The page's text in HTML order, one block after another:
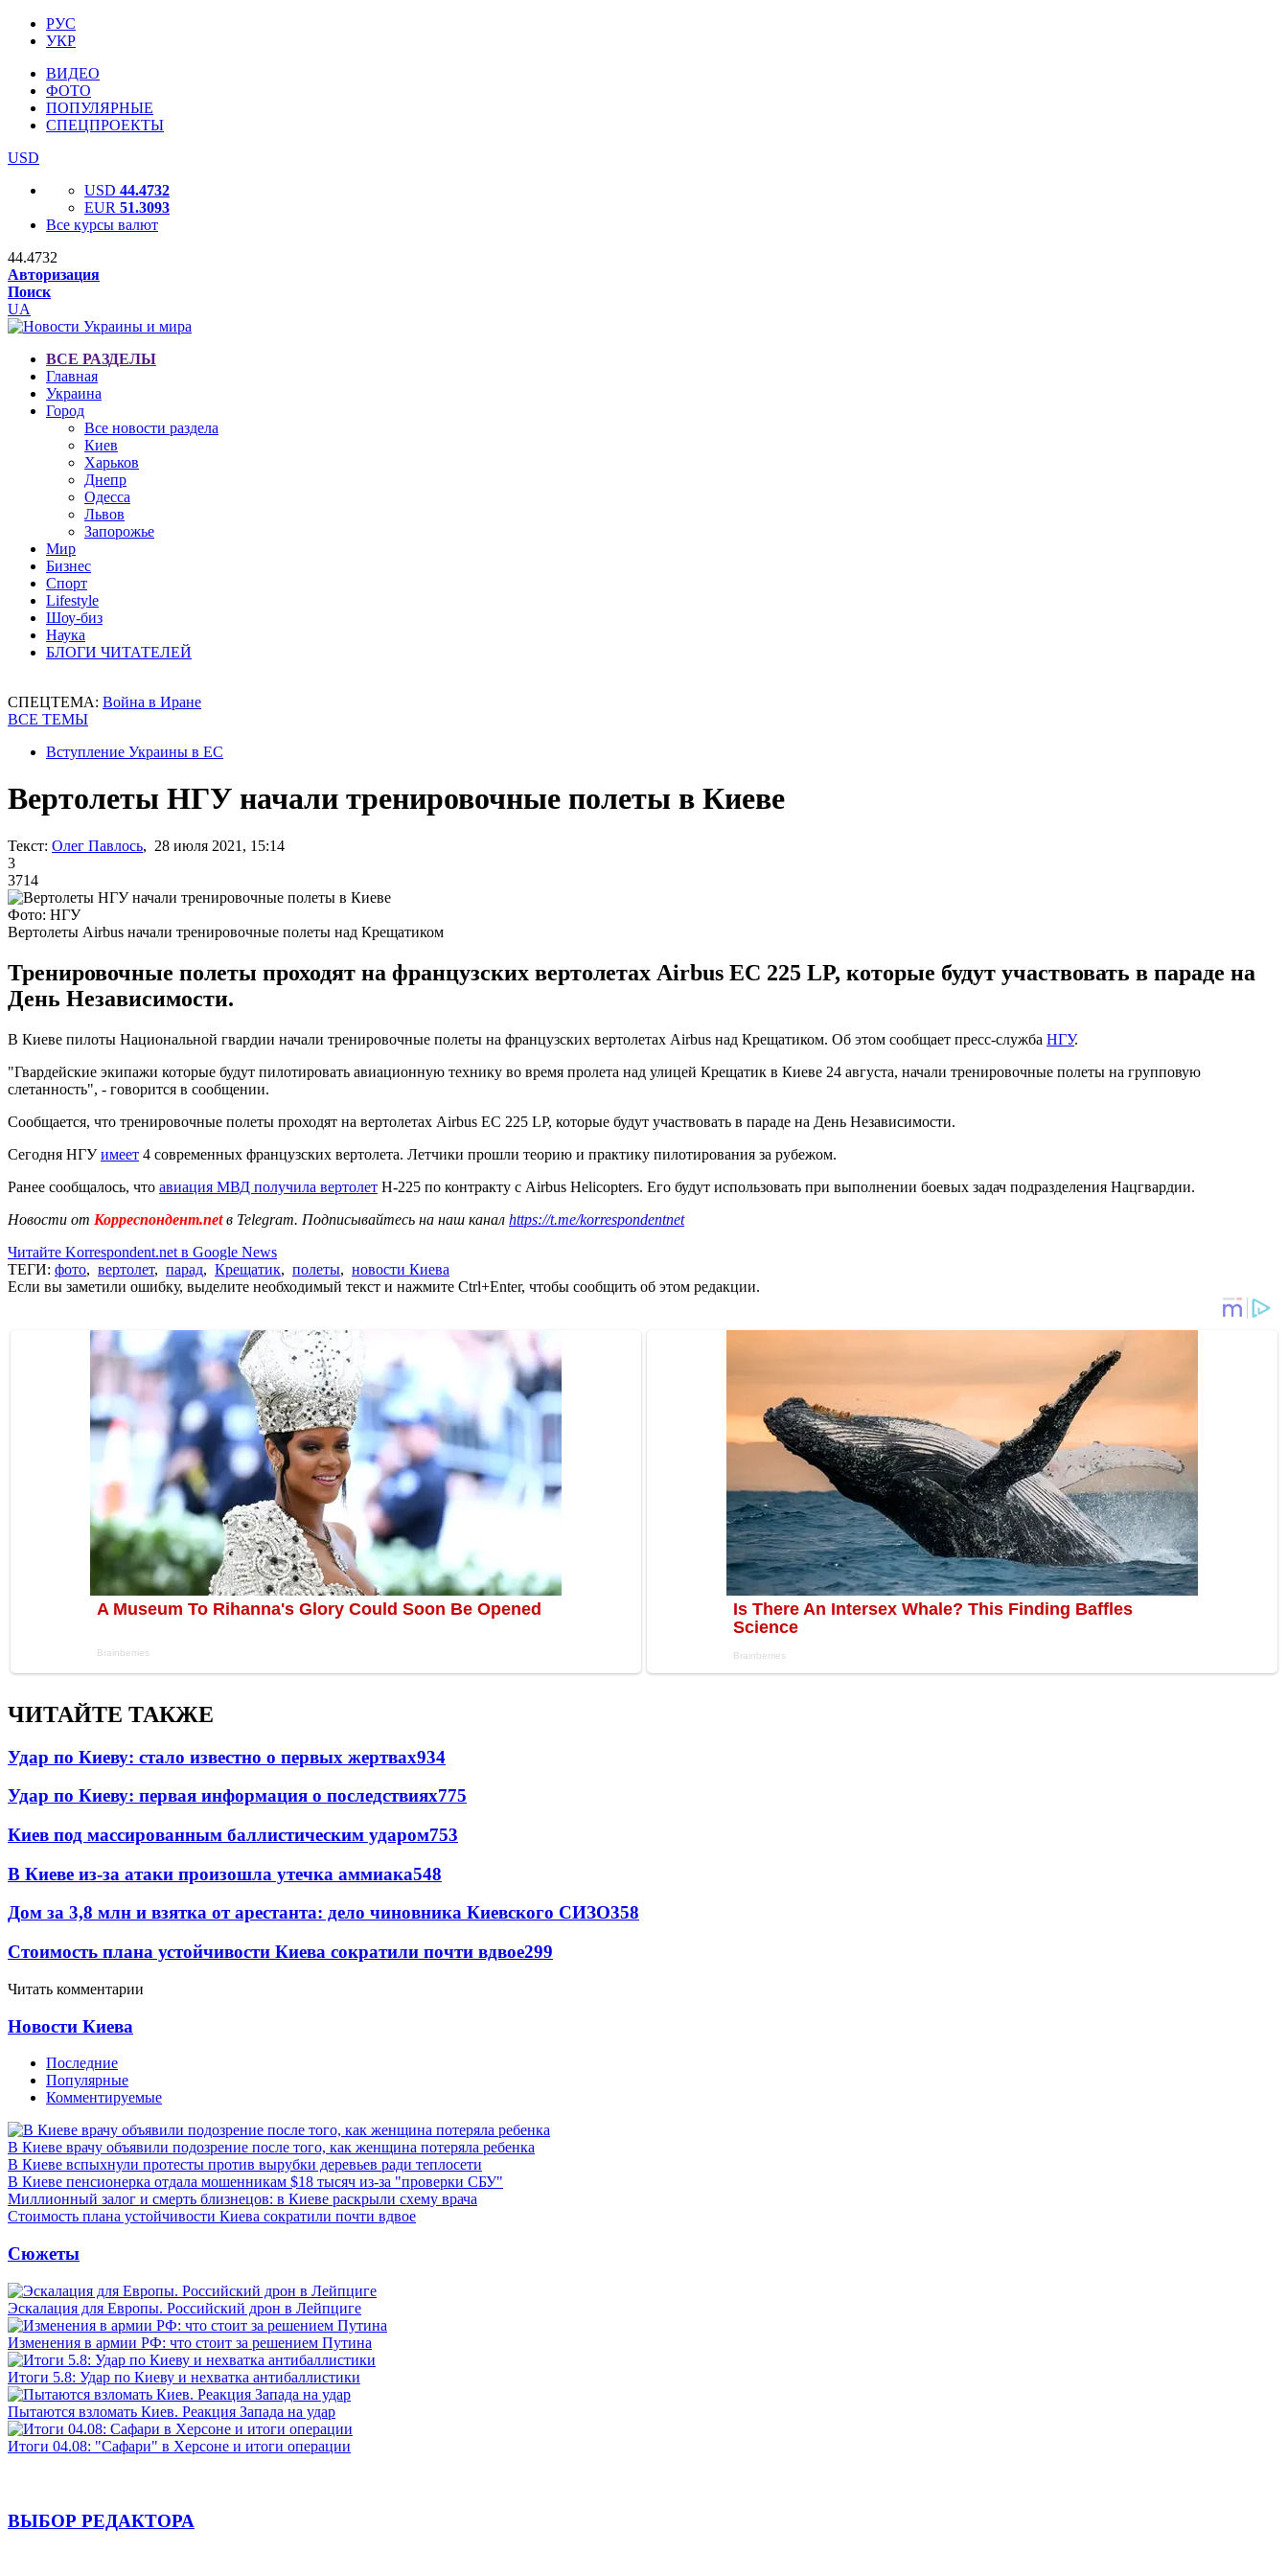
РУС
УКР
ВИДЕО
ФОТО
ПОПУЛЯРНЫЕ
СПЕЦПРОЕКТЫ
USD
USD 44.4732
EUR 51.3093
Все курсы валют
44.4732
Авторизация
Поиск
UA
ВСЕ РАЗДЕЛЫ
Главная
Украина
Город
Все новости раздела
Киев
Харьков
Днепр
Одесса
Львов
Запорожье
Мир
Бизнес
Спорт
Lifestyle
Шоу-биз
Наука
БЛОГИ ЧИТАТЕЛЕЙ
СПЕЦТЕМА: Война в Иране
ВСЕ ТЕМЫ
Вступление Украины в ЕС
Вертолеты НГУ начали тренировочные полеты в Киеве
Текст: Олег Павлось, 28 июля 2021, 15:14
3
3714
Фото: НГУ
Вертолеты Airbus начали тренировочные полеты над Крещатиком
Тренировочные полеты проходят на французских вертолетах Airbus EC 225 LP, которые будут участвовать в параде на
День Независимости.
В Киеве пилоты Национальной гвардии начали тренировочные полеты на французских вертолетах Airbus над Крещатиком. Об этом сообщает пресс-служба НГУ.
"Гвардейские экипажи которые будут пилотировать авиационную технику во время пролета над улицей Крещатик в Киеве 24 августа, начали тренировочные полеты на групповую
слетанность", - говорится в сообщении.
Сообщается, что тренировочные полеты проходят на вертолетах Airbus EC 225 LP, которые будут участвовать в параде на День Независимости.
Сегодня НГУимеет 4 современных французских вертолета. Летчики прошли теорию и практику пилотирования за рубежом.
Ранее сообщалось, что авиация МВД получила вертолет Н-225 по контракту с Airbus Helicopters. Его будут использовать при выполнении боевых задач подразделения Нацгвардии.
Новости от Корреспондент.netв Telegram. Подписывайтесь на наш канал https://t.me/korrespondentnet
Читайте Korrespondent.net в Google News
ТЕГИ: фото, вертолет, парад, Крещатик, полеты, новости Киева
Если вы заметили ошибку, выделите необходимый текст и нажмите Ctrl+Enter, чтобы сообщить об этом редакции.
ЧИТАЙТЕ ТАКЖЕ
Удар по Киеву: стало известно о первых жертвах934
Удар по Киеву: первая информация о последствиях775
Киев под массированным баллистическим ударом753
В Киеве из-за атаки произошла утечка аммиака548
Дом за 3,8 млн и взятка от арестанта: дело чиновника Киевского СИЗО358
Стоимость плана устойчивости Киева сократили почти вдвое299
Читать комментарии
Новости Киева
Последние
Популярные
Комментируемые
В Киеве врачу объявили подозрение после того, как женщина потеряла ребенка
В Киеве вспыхнули протесты против вырубки деревьев ради теплосети
В Киеве пенсионерка отдала мошенникам $18 тысяч из-за "проверки СБУ"
Миллионный залог и смерть близнецов: в Киеве раскрыли схему врача
Стоимость плана устойчивости Киева сократили почти вдвое
Сюжеты
Эскалация для Европы. Российский дрон в Лейпциге
Изменения в армии РФ: что стоит за решением Путина
Итоги 5.8: Удар по Киеву и нехватка антибаллистики
Пытаются взломать Киев. Реакция Запада на удар
Итоги 04.08: "Сафари" в Херсоне и итоги операции
ВЫБОР РЕДАКТОРА